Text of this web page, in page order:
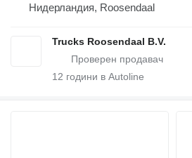
Нидерландия, Roosendaal
Trucks Roosendaal B.V.
12 години в Autoline